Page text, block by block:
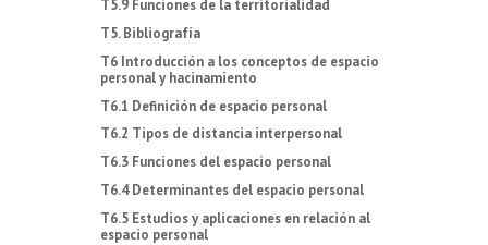
T5.9 Funciones de la territorialidad
T5. Bibliografía
T6 Introducción a los conceptos de espacio
personal y hacinamiento
T6.1 Definición de espacio personal
T6.2 Tipos de distancia interpersonal
T6.3 Funciones del espacio personal
T6.4 Determinantes del espacio personal
T6.5 Estudios y aplicaciones en relación al
espacio personal